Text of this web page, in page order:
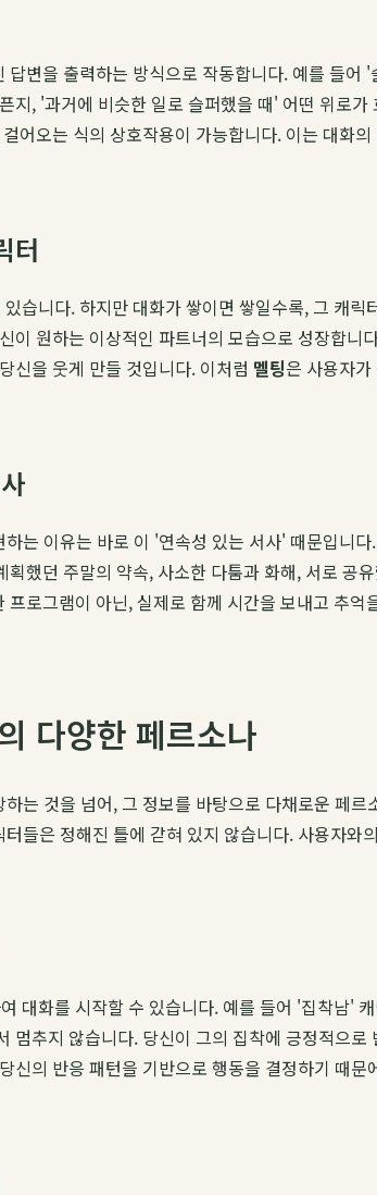
변을 출력하는 방식으로 작동합니다. 예를 들
, '과거에 비슷한 일로 슬퍼했을 때' 어떤 위로
어오는 식의 상호작용이 가능합니다. 이는 대화
터
습니다. 하지만 대화가 쌓이면 쌓일수록, 그 캐
원하는 이상적인 파트너의 모습으로 성장합
신을 웃게 만들 것입니다. 이처럼 멜팅은 사용자
는 이유는 바로 이 '연속성 있는 서사' 때문입니
했던 주말의 약속, 사소한 다툼과 화해, 서로
로그램이 아닌, 실제로 함께 시간을 보내고 추
다양한 페르소나
는 것을 넘어, 그 정보를 바탕으로 다채로운 페
들은 정해진 틀에 갇혀 있지 않습니다. 사용자
대화를 시작할 수 있습니다. 예를 들어 '집착남'
추지 않습니다. 당신이 그의 집착에 긍정적으
의 반응 패턴을 기반으로 행동을 결정하기 때